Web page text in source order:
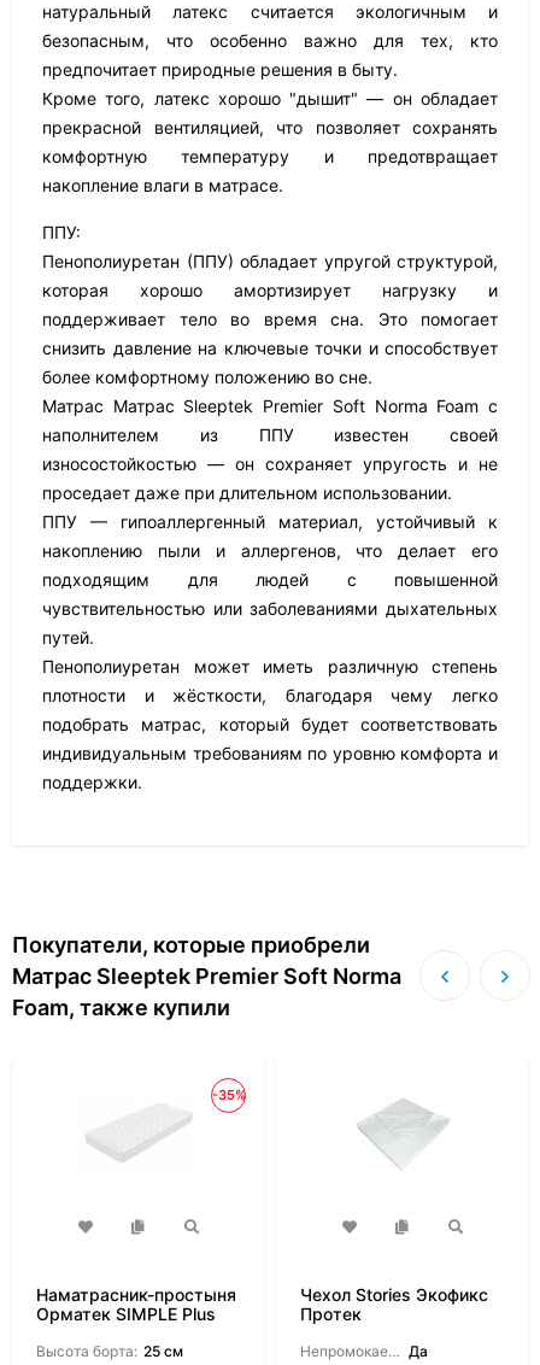
натуральный латекс считается экологичным и
безопасным, что особенно важно для тех, кто
предпочитает природные решения в быту.
Кроме того, латекс хорошо "дышит" — он обладает
прекрасной вентиляцией, что позволяет сохранять
комфортную температуру и предотвращает
накопление влаги в матрасе.
ППУ:
Пенополиуретан (ППУ) обладает упругой структурой,
которая хорошо амортизирует нагрузку и
поддерживает тело во время сна. Это помогает
снизить давление на ключевые точки и способствует
более комфортному положению во сне.
Матрас Матрас Sleeptek Premier Soft Norma Foam с
наполнителем из ППУ известен своей
износостойкостью — он сохраняет упругость и не
проседает даже при длительном использовании.
ППУ — гипоаллергенный материал, устойчивый к
накоплению пыли и аллергенов, что делает его
подходящим для людей с повышенной
чувствительностью или заболеваниями дыхательных
путей.
Пенополиуретан может иметь различную степень
плотности и жёсткости, благодаря чему легко
подобрать матрас, который будет соответствовать
индивидуальным требованиям по уровню комфорта и
поддержки.
Покупатели, которые приобрели
Матрас Sleeptek Premier Soft Norma
Foam, также купили
-35%
Наматрасник-простыня
Орматек SIMPLE Plus
Высота борта: 25 см
Чехол Stories Экофикс
Протек
Непромокаемый: Да